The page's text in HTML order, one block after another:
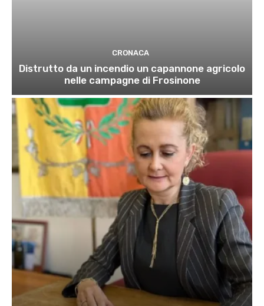
CRONACA
Distrutto da un incendio un capannone agricolo
nelle campagne di Frosinone